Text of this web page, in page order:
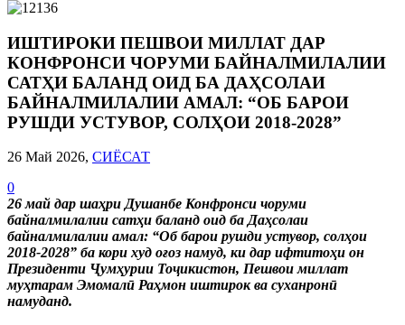
ИШТИРОКИ ПЕШВОИ МИЛЛАТ ДАР
КОНФРОНСИ ЧОРУМИ БАЙНАЛМИЛАЛИИ
САТҲИ БАЛАНД ОИД БА ДАҲСОЛАИ
БАЙНАЛМИЛАЛИИ АМАЛ: “ОБ БАРОИ
РУШДИ УСТУВОР, СОЛҲОИ 2018-2028”
26 Май 2026, СИЁСАТ
0
26 май дар шаҳри Душанбе Конфронси чоруми
байналмилалии сатҳи баланд оид ба Даҳсолаи
байналмилалии амал: “Об барои рушди устувор, солҳои
2018-2028” ба кори худ оғоз намуд, ки дар ифтитоҳи он
Президенти Ҷумҳурии Тоҷикистон, Пешвои миллат
муҳтарам Эмомалӣ Раҳмон иштирок ва суханронӣ
намуданд.